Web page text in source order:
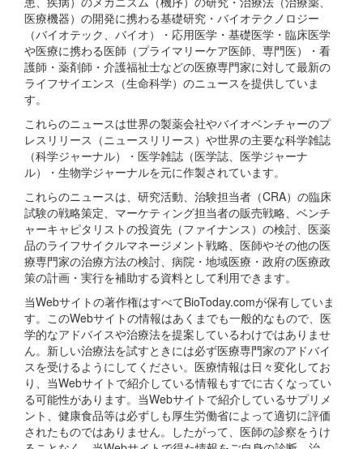
医療機器）の開発に携わる基礎研究・バイオテクノロジー
（バイオテック、バイオ）・応用医学・基礎医学・臨床医学
や医療に携わる医師（プライマリーケア医師、専門医）・看
護師・薬剤師・介護福祉士などの医療専門家に対して最新の
ライフサイエンス（生命科学）のニュースを提供していま
す。
これらのニュースは世界の製薬会社やバイオベンチャーのプ
レスリリース（ニュースリリース）や世界の主要な科学雑誌
（科学ジャーナル）・医学雑誌（医学誌、医学ジャーナ
ル）・生物学ジャーナルを元に作製されています。
これらのニュースは、研究活動、治験担当者（CRA）の臨床
試験の戦略策定、マーケティング担当者の販売戦略、ベンチ
ャーキャピタリストの投資先（ファイナンス）の検討、医薬
品のライフサイクルマネージメント戦略、医師やその他の医
療専門家の治療方法の検討、病院・地域医療・政府の医療政
策の計画・実行を補助する資料として利用できます。
当Webサイトの著作権はすべてBioToday.comが保有していま
す。このWebサイトの情報はあくまでも一般的なもので、医
学的なアドバイスや治療法を提案しているわけではありませ
ん。新しい治療法を試すときには必ず医療専門家のアドバイ
スを受けるようにしてください。医療情報は日々変化してお
り、当Webサイトで紹介している情報もすでに古くなってい
る可能性があります。当Webサイトで紹介しているサプリメ
ント、健康食品等は必ずしも厚生労働省によって適切に評価
されたものではありません。したがって、医師の診察をうけ